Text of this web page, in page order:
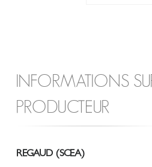
INFORMATIONS
PRODUCTEUR
REGAUD (SCEA)